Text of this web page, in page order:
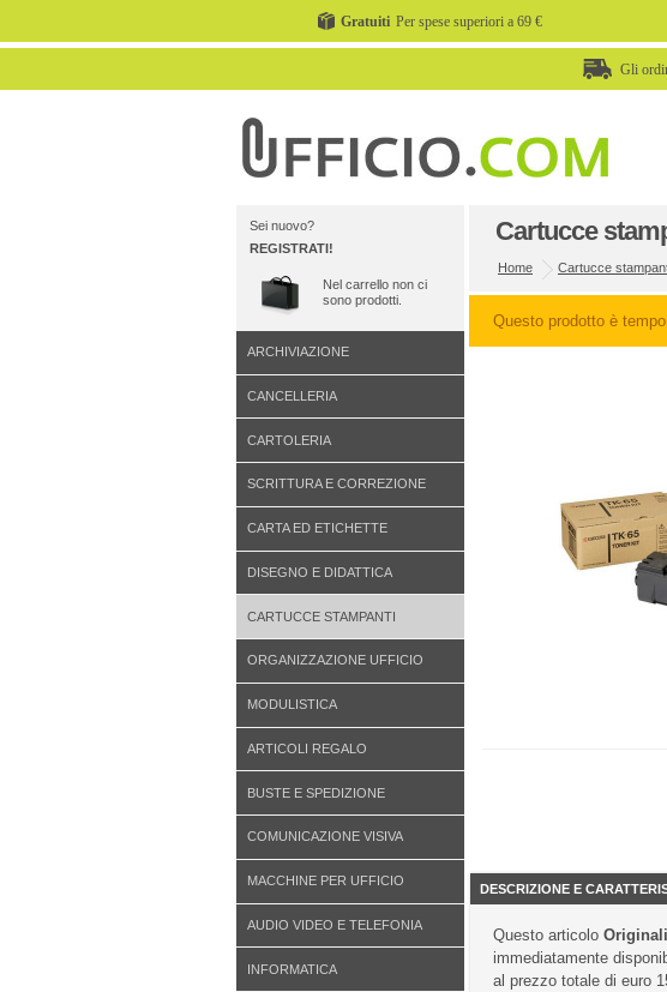
Gratuiti Per spese superiori a 69 €
Gli
Sei nuovo?
REGISTRATI!
Nel carrello non ci
sono prodotti.
ARCHIVIAZIONE
CANCELLERIA
CARTOLERIA
SCRITTURA E CORREZIONE
CARTA ED ETICHETTE
DISEGNO E DIDATTICA
CARTUCCE STAMPANTI
ORGANIZZAZIONE UFFICIO
MODULISTICA
ARTICOLI REGALO
BUSTE E SPEDIZIONE
COMUNICAZIONE VISIVA
MACCHINE PER UFFICIO
AUDIO VIDEO E TELEFONIA
INFORMATICA
Cartucce
Home Cartucce
Questo prodotto è
DESCRIZIONE E
Questo articolo
immediatamente
al prezzo totale di euro